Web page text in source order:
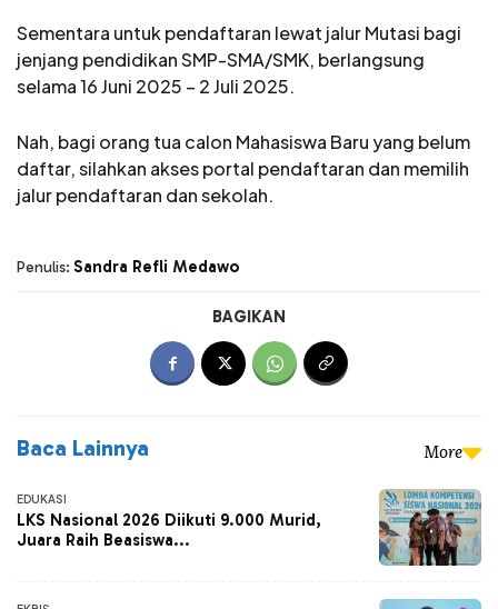
Sementara untuk pendaftaran lewat jalur Mutasi bagi
jenjang pendidikan SMP-SMA/SMK, berlangsung
selama 16 Juni 2025 – 2 Juli 2025.
Nah, bagi orang tua calon Mahasiswa Baru yang belum
daftar, silahkan akses portal pendaftaran dan memilih
jalur pendaftaran dan sekolah.
Penulis: Sandra Refli Medawo
BAGIKAN
Baca Lainnya More
EDUKASI
LKS Nasional 2026 Diikuti 9.000 Murid,
Juara Raih Beasiswa...